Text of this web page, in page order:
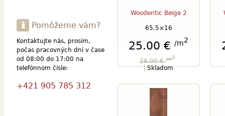
Woodentic Beige 2
65.5×16
25.00 € /m2
28.00 €/m2
Skladom
Pomôžeme vám?
Kontaktujte nás, prosím,
počas pracovných dní v čase
od 08:00 do 17:00 na
telefónnom čísle:
+421 905 785 312